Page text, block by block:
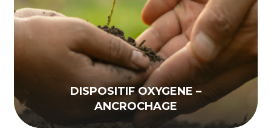
DISPOSITIF OXYGENE –
ANCROCHAGE